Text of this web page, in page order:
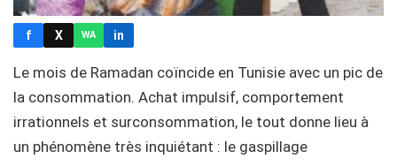
f X WA in
Le mois de Ramadan coïncide en Tunisie avec un pic de
la consommation. Achat impulsif, comportement
irrationnels et surconsommation, le tout donne lieu à
un phénomène très inquiétant : le gaspillage